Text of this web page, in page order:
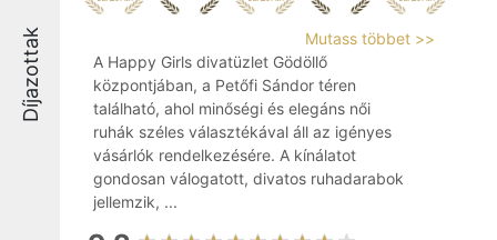
Díjazottak
Mutass többet >>
A Happy Girls divatüzlet Gödöllő
központjában, a Petőfi Sándor téren
található, ahol minőségi és elegáns női
ruhák széles választékával áll az igényes
vásárlók rendelkezésére. A kínálatot
gondosan válogatott, divatos ruhadarabok
jellemzik, ...